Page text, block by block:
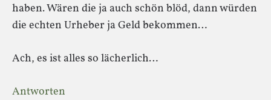
haben. Wären die ja auch schön blöd, dann würden
die echten Urheber ja Geld bekommen…
Ach, es ist alles so lächerlich…
Antworten